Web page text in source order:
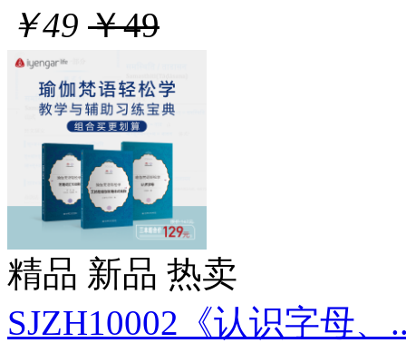
￥49 ￥49
精品 新品 热卖
SJZH10002《认识字母、